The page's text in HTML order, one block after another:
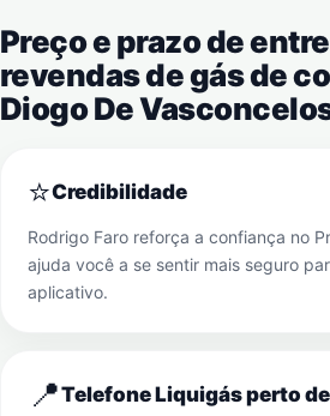
Preço e prazo de
revendas de gás de
Diogo De
⭐Credibilidade
Rodrigo Faro reforça a confiança no
ajuda você a se sentir mais seguro
aplicativo.
📍Telefone Liquigás perto